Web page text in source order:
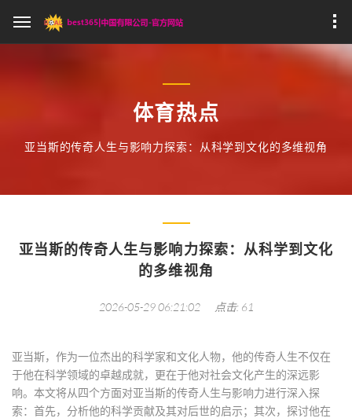
体育热点
亚当斯的传奇人生与影响力探索：从科学到文化的多维视角
亚当斯的传奇人生与影响力探索：从科学到文化
的多维视角
2026-05-29 06:21:02 点击: 61
亚当斯，作为一位杰出的科学家和文化人物，他的传奇人生不仅在
于他在科学领域的卓越成就，更在于他对社会文化产生的深远影
响。本文将从四个方面对亚当斯的传奇人生与影响力进行深入探
索：首先，分析他的科学贡献及其对后世的启示；其次，探讨他在